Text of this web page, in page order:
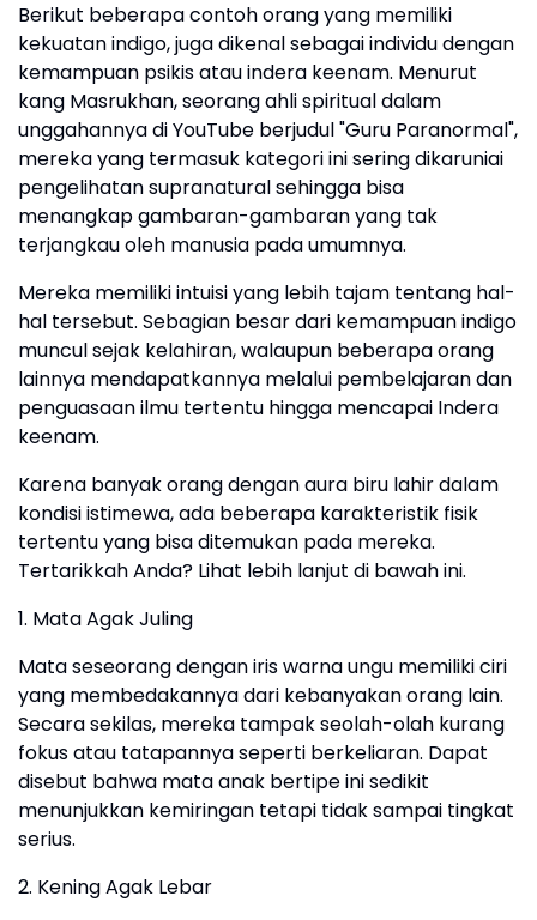
Berikut beberapa contoh orang yang memiliki
kekuatan indigo, juga dikenal sebagai individu dengan
kemampuan psikis atau indera keenam. Menurut
kang Masrukhan, seorang ahli spiritual dalam
unggahannya di YouTube berjudul "Guru Paranormal",
mereka yang termasuk kategori ini sering dikaruniai
pengelihatan supranatural sehingga bisa
menangkap gambaran-gambaran yang tak
terjangkau oleh manusia pada umumnya.
Mereka memiliki intuisi yang lebih tajam tentang hal-
hal tersebut. Sebagian besar dari kemampuan indigo
muncul sejak kelahiran, walaupun beberapa orang
lainnya mendapatkannya melalui pembelajaran dan
penguasaan ilmu tertentu hingga mencapai Indera
keenam.
Karena banyak orang dengan aura biru lahir dalam
kondisi istimewa, ada beberapa karakteristik fisik
tertentu yang bisa ditemukan pada mereka.
Tertarikkah Anda? Lihat lebih lanjut di bawah ini.
1. Mata Agak Juling
Mata seseorang dengan iris warna ungu memiliki ciri
yang membedakannya dari kebanyakan orang lain.
Secara sekilas, mereka tampak seolah-olah kurang
fokus atau tatapannya seperti berkeliaran. Dapat
disebut bahwa mata anak bertipe ini sedikit
menunjukkan kemiringan tetapi tidak sampai tingkat
serius.
2. Kening Agak Lebar